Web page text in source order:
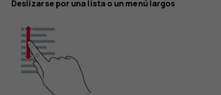
Deslizarse por una lista o un menú largos